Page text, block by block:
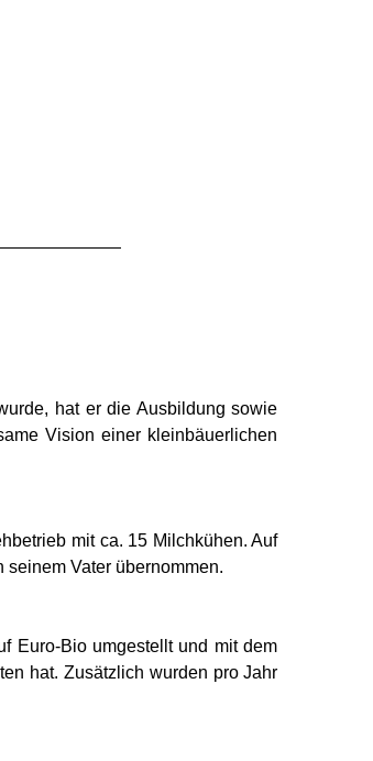
hat er die Ausbildung sowie
Vision einer kleinbäuerlichen
mit ca. 15 Milchkühen. Auf
Vater übernommen.
Euro-Bio umgestellt und mit dem
hat. Zusätzlich wurden pro Jahr